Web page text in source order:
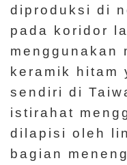
diproduksi di
pada koridor
menggunakan
keramik hitam
sendiri di
istirahat
dilapisi oleh
bagian